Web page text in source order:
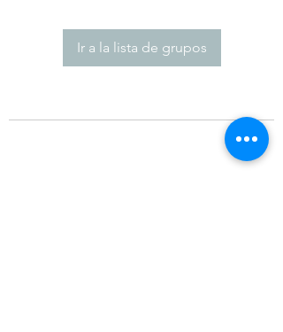
Ir a la lista de grupos